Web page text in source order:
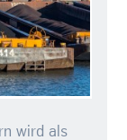
wird als